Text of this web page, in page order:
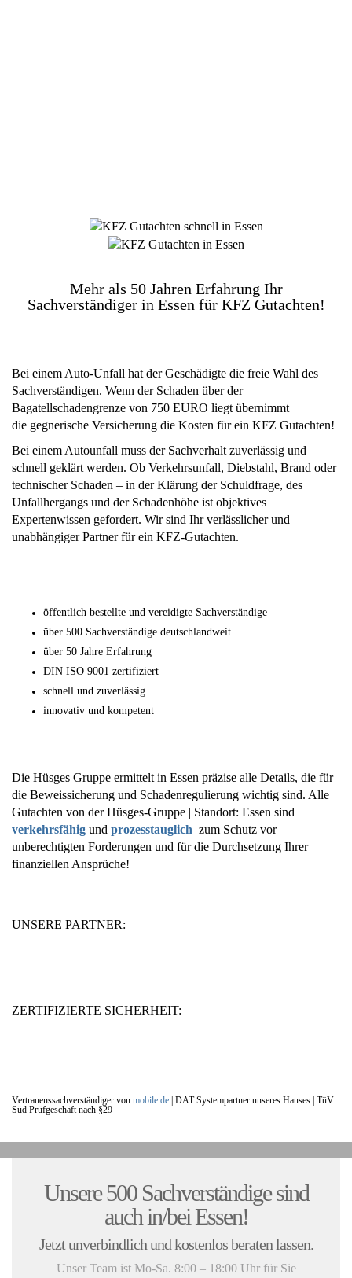
Mehr als 50 Jahren Erfahrung Ihr
Sachverständiger in Essen für KFZ Gutachten!
Bei einem Auto-Unfall hat der Geschädigte die freie Wahl des
Sachverständigen. Wenn der Schaden über der
Bagatellschadengrenze von 750 EURO liegt übernimmt
die gegnerische Versicherung die Kosten für ein KFZ Gutachten!
Bei einem Autounfall muss der Sachverhalt zuverlässig und
schnell geklärt werden. Ob Verkehrsunfall, Diebstahl, Brand oder
technischer Schaden – in der Klärung der Schuldfrage, des
Unfallhergangs und der Schadenhöhe ist objektives
Expertenwissen gefordert. Wir sind Ihr verlässlicher und
unabhängiger Partner für ein KFZ-Gutachten.
öffentlich bestellte und vereidigte Sachverständige
über 500 Sachverständige deutschlandweit
über 50 Jahre Erfahrung
DIN ISO 9001 zertifiziert
schnell und zuverlässig
innovativ und kompetent
Die Hüsges Gruppe ermittelt in Essen präzise alle Details, die für
die Beweissicherung und Schadenregulierung wichtig sind. Alle
Gutachten von der Hüsges-Gruppe | Standort: Essen sind
verkehrsfähig und prozesstauglich zum Schutz vor
unberechtigten Forderungen und für die Durchsetzung Ihrer
finanziellen Ansprüche!
UNSERE PARTNER:
ZERTIFIZIERTE SICHERHEIT:
Vertrauenssachverständiger von mobile.de DAT Systempartner unseres Hauses | TüV
Süd Prüfgeschäft nach §29
Unsere 500 Sachverständige sind
auch in/bei Essen!
Jetzt unverbindlich und kostenlos beraten lassen.
Unser Team ist Mo-Sa. 8:00 – 18:00 Uhr für Sie